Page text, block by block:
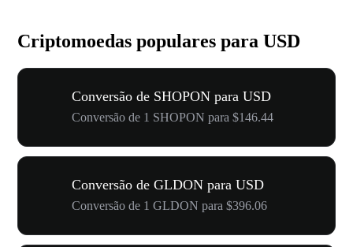
Criptomoedas populares para USD
Conversão de SHOPON para USD
Conversão de 1 SHOPON para $146.44
Conversão de GLDON para USD
Conversão de 1 GLDON para $396.06